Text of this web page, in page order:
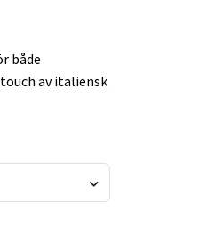
både
av italiensk